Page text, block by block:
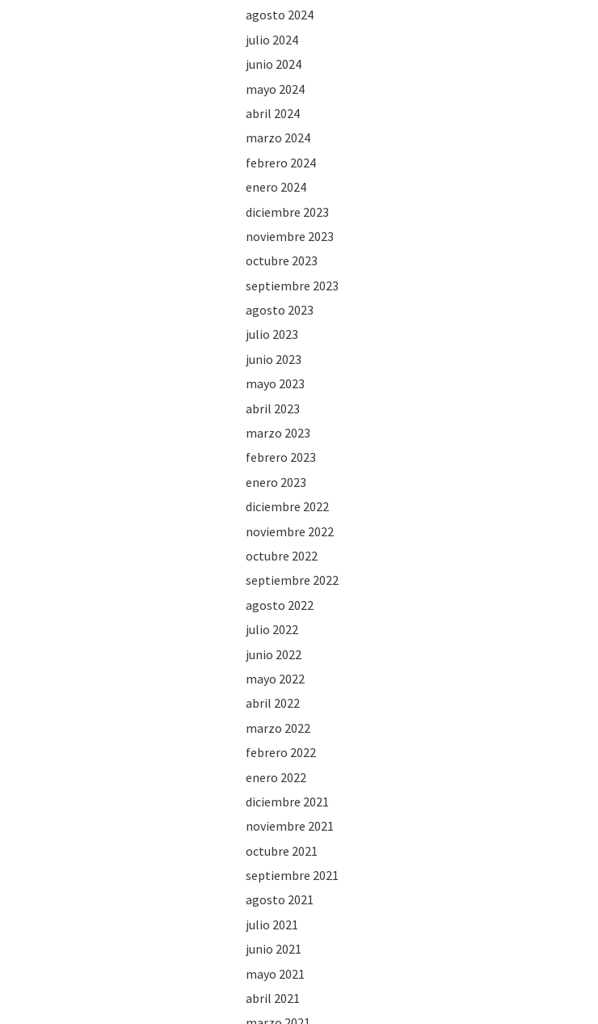
agosto 2024
julio 2024
junio 2024
mayo 2024
abril 2024
marzo 2024
febrero 2024
enero 2024
diciembre 2023
noviembre 2023
octubre 2023
septiembre 2023
agosto 2023
julio 2023
junio 2023
mayo 2023
abril 2023
marzo 2023
febrero 2023
enero 2023
diciembre 2022
noviembre 2022
octubre 2022
septiembre 2022
agosto 2022
julio 2022
junio 2022
mayo 2022
abril 2022
marzo 2022
febrero 2022
enero 2022
diciembre 2021
noviembre 2021
octubre 2021
septiembre 2021
agosto 2021
julio 2021
junio 2021
mayo 2021
abril 2021